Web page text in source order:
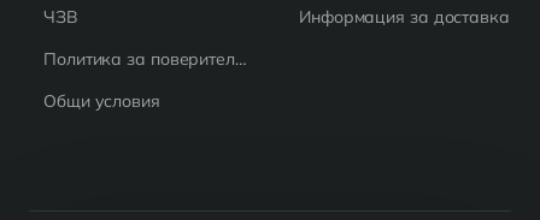
ЧЗВ
Политика за поверителност
Общи условия
Информация за доставка